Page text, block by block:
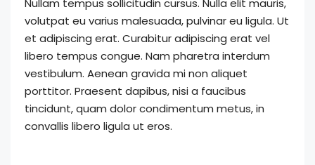
volutpat eu varius malesuada, pulvinar eu ligula. Ut
et adipiscing erat. Curabitur adipiscing erat vel
libero tempus congue. Nam pharetra interdum
vestibulum. Aenean gravida mi non aliquet
porttitor. Praesent dapibus, nisi a faucibus
tincidunt, quam dolor condimentum metus, in
convallis libero ligula ut eros.